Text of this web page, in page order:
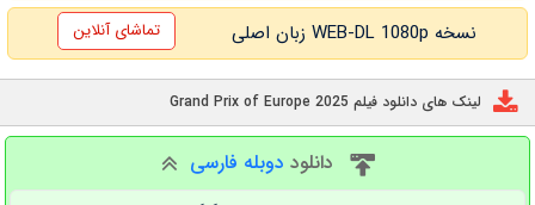
نسخه WEB-DL 1080p زبان اصلی تماشای آنلاین
لینک های دانلود فیلم Grand Prix of Europe 2025
دانلود دوبله فارسی